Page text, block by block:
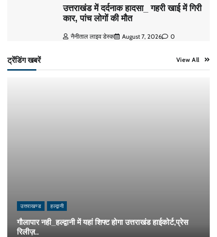
उत्तराखंड में दर्दनाक हादसा_ गहरी खाई में गिरी
कार, पांच लोगों की मौत
नैनीताल लाइव डेस्क August 7, 2026 0
ट्रेंडिंग खबरें View All
उत्तराखण्ड हल्द्वानी
गौलापार नही_हल्द्वानी में यहां शिफ्ट होगा उत्तराखंड हाईकोर्ट,प्रेस
रिलीज़..